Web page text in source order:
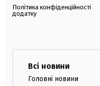
Політика конфіденційності
додатку
Всі новини
Головні новини